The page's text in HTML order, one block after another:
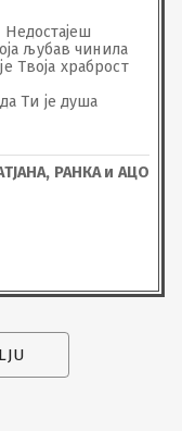
Недостајеш
љубав чинила
Твоја храброст
Ти је душа
РАНКА и АЦО